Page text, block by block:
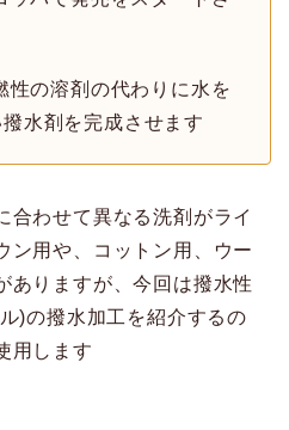
性の溶剤の代わりに水を
水剤を完成させます
合わせて異なる洗剤がライ
ン用や、コットン用、ウー
ありますが、今回は撥水性
)の撥水加工を紹介するの
用します